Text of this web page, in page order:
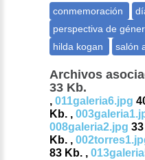
Archivos
33 Kb.
,011galeria6.jpg
Kb. ,
008galeria2.jpg
Kb. ,
83 Kb. ,